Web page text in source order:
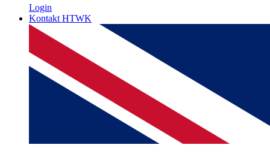
Login
Kontakt HTWK